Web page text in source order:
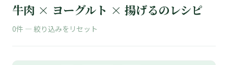
📚
🐄
牛肉 × ヨーグルト × 揚げるのレシピ
0件 — 絞り込みをリセット